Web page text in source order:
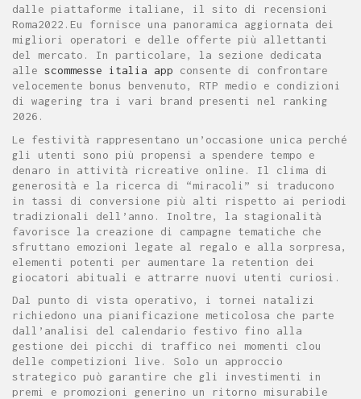
dalle piattaforme italiane, il sito di recensioni
Roma2022.Eu fornisce una panoramica aggiornata dei
migliori operatori e delle offerte più allettanti
del mercato. In particolare, la sezione dedicata
alle scommesse italia app consente di confrontare
velocemente bonus benvenuto, RTP medio e condizioni
di wagering tra i vari brand presenti nel ranking
2026.
Le festività rappresentano un’occasione unica perché
gli utenti sono più propensi a spendere tempo e
denaro in attività ricreative online. Il clima di
generosità e la ricerca di “miracoli” si traducono
in tassi di conversione più alti rispetto ai periodi
tradizionali dell’anno. Inoltre, la stagionalità
favorisce la creazione di campagne tematiche che
sfruttano emozioni legate al regalo e alla sorpresa,
elementi potenti per aumentare la retention dei
giocatori abituali e attrarre nuovi utenti curiosi.
Dal punto di vista operativo, i tornei natalizi
richiedono una pianificazione meticolosa che parte
dall’analisi del calendario festivo fino alla
gestione dei picchi di traffico nei momenti clou
delle competizioni live. Solo un approccio
strategico può garantire che gli investimenti in
premi e promozioni generino un ritorno misurabile